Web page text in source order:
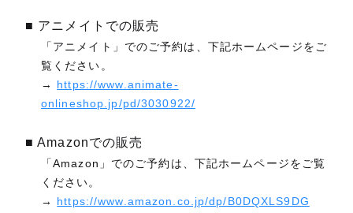
■ アニメイトでの販売
「アニメイト」でのご予約は、下記ホームページをご
覧ください。
→ https://www.animate-
onlineshop.jp/pd/3030922/
■ Amazonでの販売
「Amazon」でのご予約は、下記ホームページをご覧
ください。
→ https://www.amazon.co.jp/dp/B0DQXLS9DG